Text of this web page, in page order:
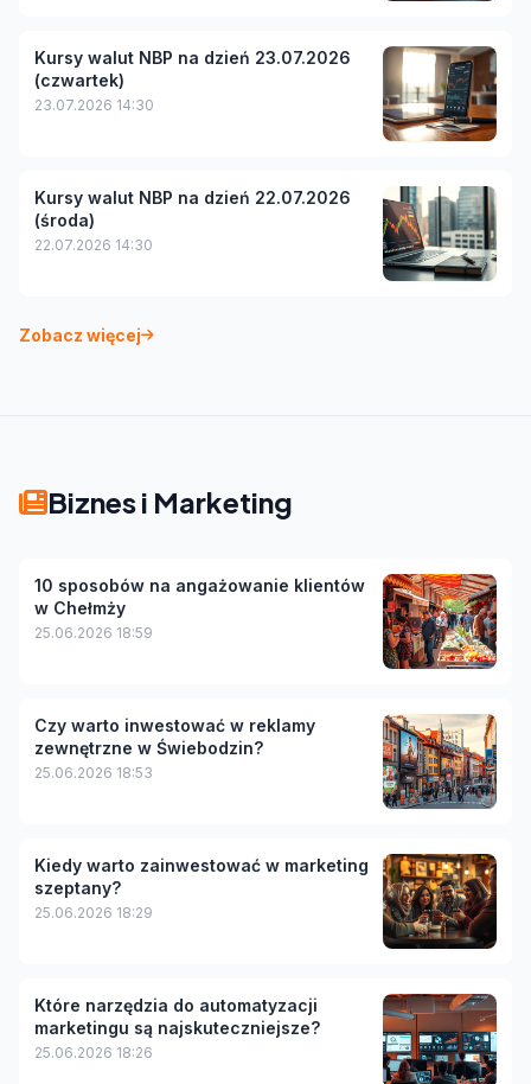
Kursy walut NBP na dzień 23.07.2026
(czwartek)
23.07.2026 14:30
Kursy walut NBP na dzień 22.07.2026
(środa)
22.07.2026 14:30
Zobacz więcej
Biznes i Marketing
10 sposobów na angażowanie klientów
w Chełmży
25.06.2026 18:59
Czy warto inwestować w reklamy
zewnętrzne w Świebodzin?
25.06.2026 18:53
Kiedy warto zainwestować w marketing
szeptany?
25.06.2026 18:29
Które narzędzia do automatyzacji
marketingu są najskuteczniejsze?
25.06.2026 18:26